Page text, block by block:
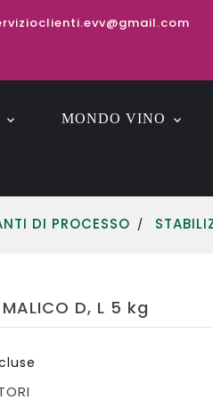
MONDO VINO
DI PROCESSO
D, L 5 kg